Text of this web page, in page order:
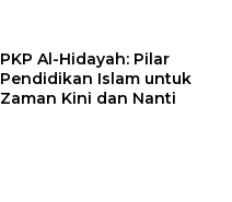
PKP Al-Hidayah: Pilar
Pendidikan Islam untuk
Zaman Kini dan Nanti